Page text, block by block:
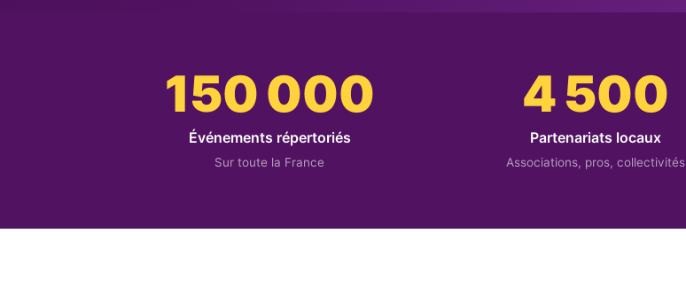
150 000
Événements répertoriés
Sur toute la France
4 500
Partenariats locaux
Associations, pros, collectivités